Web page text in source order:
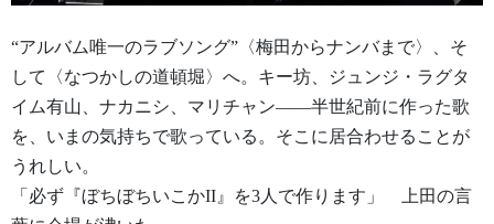
“アルバム唯一のラブソング”〈梅田からナンバまで〉、そ
して〈なつかしの道頓堀〉へ。キー坊、ジュンジ・ラグタ
イム有山、ナカニシ、マリチャン——半世紀前に作った歌
を、いまの気持ちで歌っている。そこに居合わせることが
うれしい。
「必ず『ぼちぼちいこかII』を3人で作ります」 上田の言